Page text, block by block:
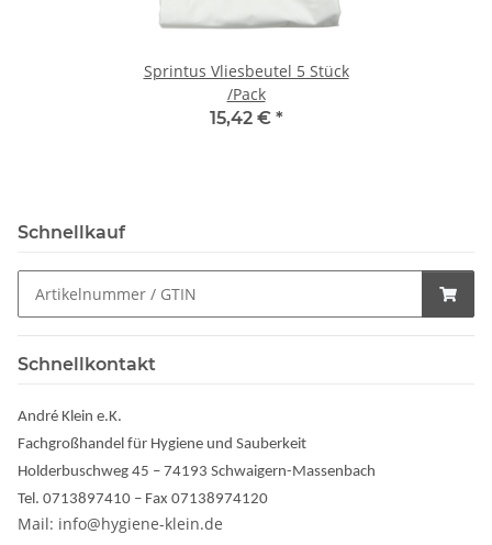
Sprintus Vliesbeutel 5 Stück
/Pack
15,42 € *
Schnellkauf
Schnellkontakt
André Klein e.K.
Fachgroßhandel für Hygiene und Sauberkeit
Holderbuschweg 45 – 74193 Schwaigern-Massenbach
Tel. 0713897410 – Fax 07138974120
Mail: info@hygiene-klein.de